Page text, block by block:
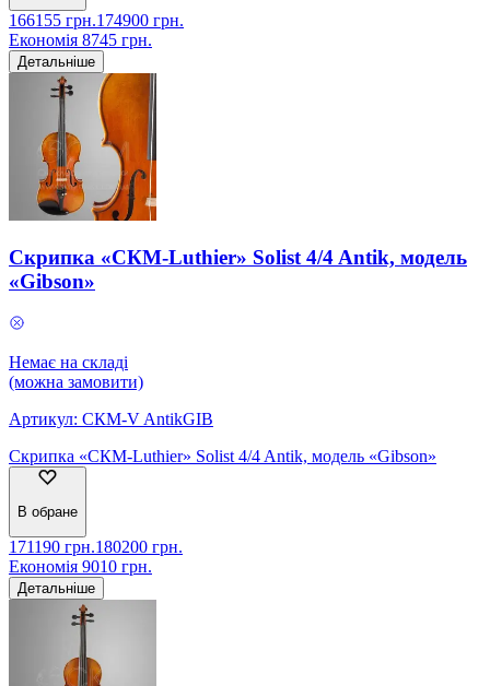
166155 грн.174900 грн.
Економія 8745 грн.
Детальніше
Скрипка «СКМ-Luthier» Solist 4/4 Antik, модель
«Gibson»
Немає на складі
(можна замовити)
Артикул: СКМ-V AntikGIB
Скрипка «СКМ-Luthier» Solist 4/4 Antik, модель «Gibson»
В обране
171190 грн.180200 грн.
Економія 9010 грн.
Детальніше